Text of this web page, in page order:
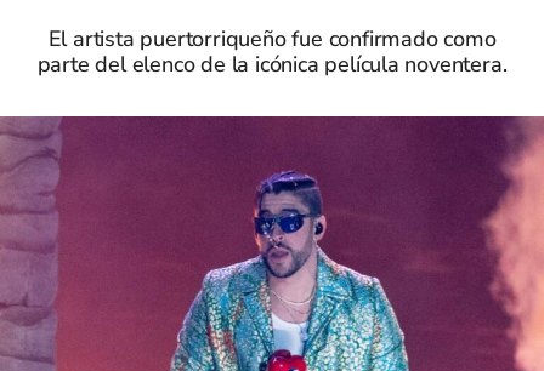
El artista puertorriqueño fue confirmado como
parte del elenco de la icónica película noventera.